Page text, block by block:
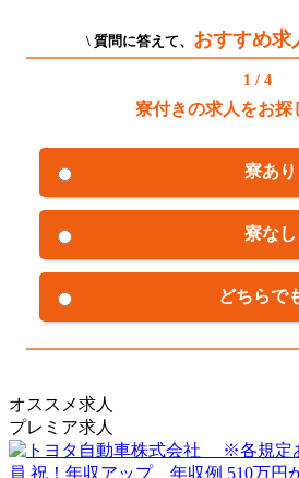
\ 質問に答えて、 おすすめ求
1 / 4
寮付きの求人をお探
寮あり
寮なし
どちらで
オススメ求人
プレミア求人